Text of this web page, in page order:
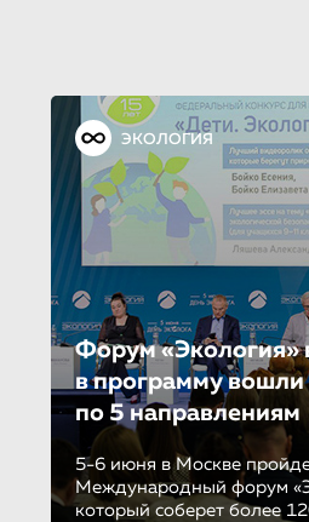
ЭКОЛОГИЯ
Форум «Экология»
в программу вошли
по 5 направле­ни­ям
5-6 июня в Москве
Международный форум
который соберет более